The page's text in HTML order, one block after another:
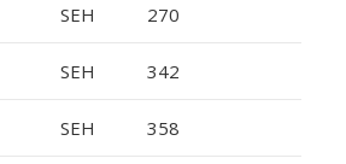
SEH 270
SEH 342
SEH 358